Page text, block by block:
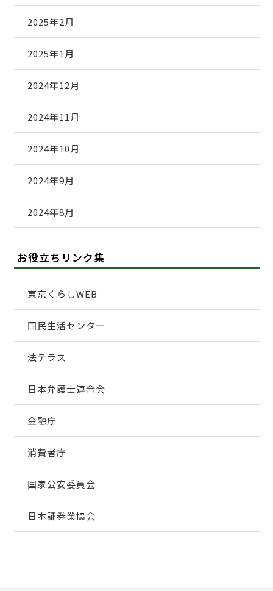
2025年2月
2025年1月
2024年12月
2024年11月
2024年10月
2024年9月
2024年8月
お役立ちリンク集
東京くらしWEB
国民生活センター
法テラス
日本弁護士連合会
金融庁
消費者庁
国家公安委員会
日本証券業協会